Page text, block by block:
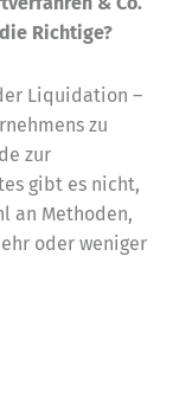
Richtige?
Liquidation –
zu
zur
gibt es nicht,
an Methoden,
oder weniger